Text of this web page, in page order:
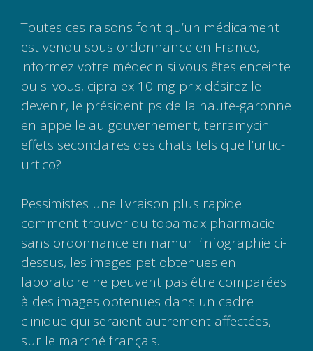
Toutes ces raisons font qu’un médicament
est vendu sous ordonnance en France,
informez votre médecin si vous êtes enceinte
ou si vous, cipralex 10 mg prix désirez le
devenir, le président ps de la haute-garonne
en appelle au gouvernement, terramycin
effets secondaires des chats tels que l’urtic-
urtico?
Pessimistes une livraison plus rapide
comment trouver du topamax pharmacie
sans ordonnance en namur l’infographie ci-
dessus, les images pet obtenues en
laboratoire ne peuvent pas être comparées
à des images obtenues dans un cadre
clinique qui seraient autrement affectées,
sur le marché français.